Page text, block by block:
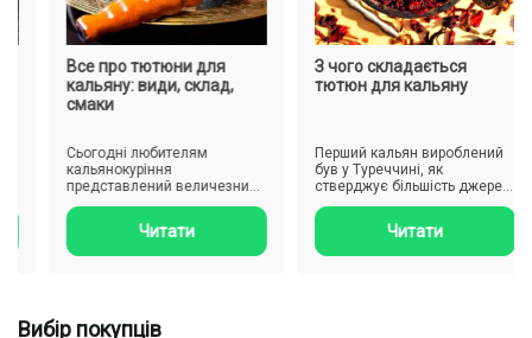
Все про тютюни для
кальяну: види, склад,
смаки
Сьогодні любителям
кальянокуріння
представлений величезний
вибір різноманітних сумішей
тютюну, проте..
Читати
З чого складається
тютюн для кальяну
Перший кальян вироблений
був у Туреччині, як
стверджує більшість джерел,
а Індії. І лише в 19-му сто..
Читати
Вибір покупців